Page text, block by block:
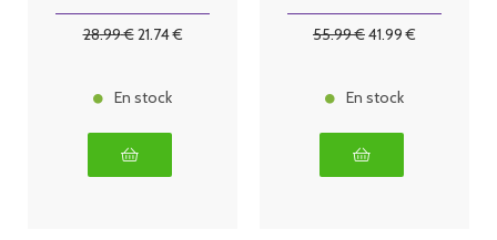
28.99€21.74€
En stock
Visage - Tous
55.99€41.99 €
En stock